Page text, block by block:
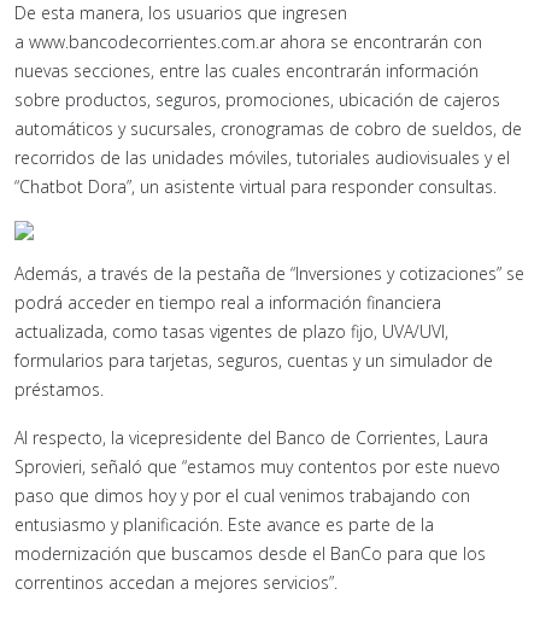
De esta manera, los usuarios que ingresen
a www.bancodecorrientes.com.ar ahora se encontrarán con
nuevas secciones, entre las cuales encontrarán información
sobre productos, seguros, promociones, ubicación de cajeros
automáticos y sucursales, cronogramas de cobro de sueldos, de
recorridos de las unidades móviles, tutoriales audiovisuales y el
“Chatbot Dora”, un asistente virtual para responder consultas.
Además, a través de la pestaña de “Inversiones y cotizaciones” se
podrá acceder en tiempo real a información financiera
actualizada, como tasas vigentes de plazo fijo, UVA/UVI,
formularios para tarjetas, seguros, cuentas y un simulador de
préstamos.
Al respecto, la vicepresidente del Banco de Corrientes, Laura
Sprovieri, señaló que “estamos muy contentos por este nuevo
paso que dimos hoy y por el cual venimos trabajando con
entusiasmo y planificación. Este avance es parte de la
modernización que buscamos desde el BanCo para que los
correntinos accedan a mejores servicios”.